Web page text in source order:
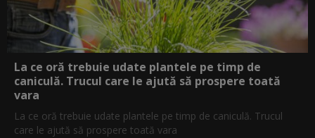
La ce oră trebuie udate plantele pe timp de
caniculă. Trucul care le ajută să prospere toată
vara
La ce oră trebuie udate plantele pe timp de caniculă. Trucul
care le ajută să prospere toată vara